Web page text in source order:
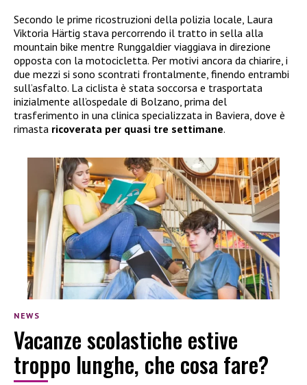
Secondo le prime ricostruzioni della polizia locale, Laura
Viktoria Härtig stava percorrendo il tratto in sella alla
mountain bike mentre Runggaldier viaggiava in direzione
opposta con la motocicletta. Per motivi ancora da chiarire, i
due mezzi si sono scontrati frontalmente, finendo entrambi
sull’asfalto. La ciclista è stata soccorsa e trasportata
inizialmente all’ospedale di Bolzano, prima del
trasferimento in una clinica specializzata in Baviera, dove è
rimasta ricoverata per quasi tre settimane.
NEWS
Vacanze scolastiche estive
troppo lunghe, che cosa fare?